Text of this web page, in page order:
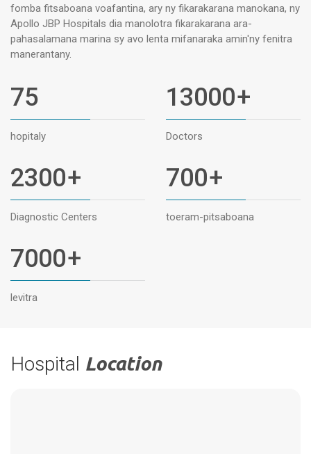
fomba fitsaboana voafantina, ary ny fikarakarana manokana, ny
Apollo JBP Hospitals dia manolotra fikarakarana ara-
pahasalamana marina sy avo lenta mifanaraka amin'ny fenitra
manerantany.
75
hopitaly
13000+
Doctors
2300+
Diagnostic Centers
700+
toeram-pitsaboana
7000+
levitra
Hospital Location